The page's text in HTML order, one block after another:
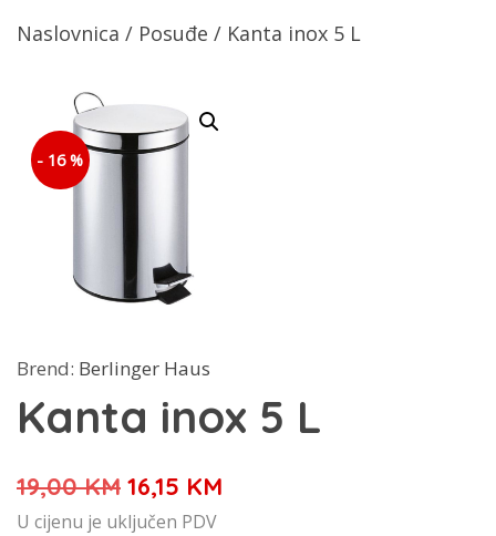
Naslovnica / Posuđe / Kanta inox 5 L
- 16 %
Brend: Berlinger Haus
Kanta inox 5 L
19,00KM Izvorna
cijena
16,15 KM
U cijenu je uključen PDV